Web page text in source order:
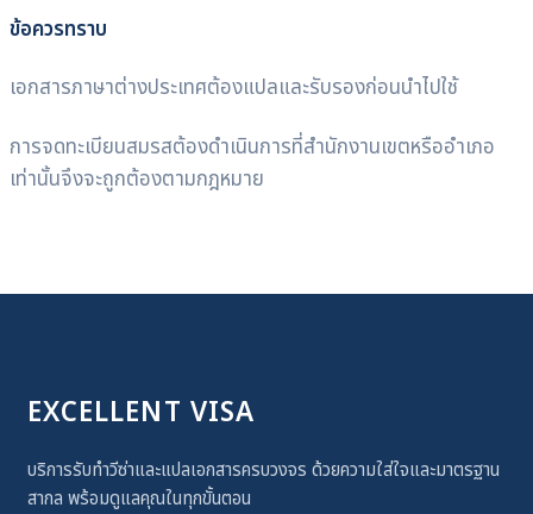
ข้อควรทราบ
เอกสารภาษาต่างประเทศต้องแปลและรับรองก่อนนำไปใช้
การจดทะเบียนสมรสต้องดำเนินการที่สำนักงานเขตหรืออำเภอ
เท่านั้นจึงจะถูกต้องตามกฎหมาย
EXCELLENT VISA
บริการรับทำวีซ่าและแปลเอกสารครบวงจร ด้วยความใส่ใจและมาตรฐาน
สากล พร้อมดูแลคุณในทุกขั้นตอน